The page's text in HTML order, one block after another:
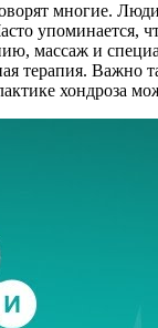
многие.
упоминается,
массаж и
терапия. Важно
хондроза